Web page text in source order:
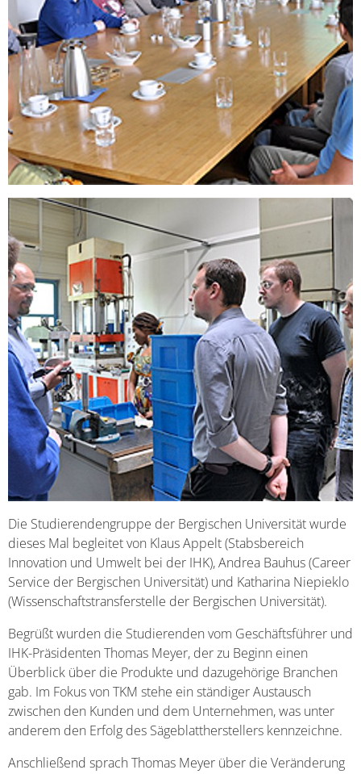
Die Studierendengruppe der Bergischen Universität wurde
dieses Mal begleitet von Klaus Appelt (Stabsbereich
Innovation und Umwelt bei der IHK), Andrea Bauhus (Career
Service der Bergischen Universität) und Katharina Niepieklo
(Wissenschaftstransferstelle der Bergischen Universität).
Begrüßt wurden die Studierenden vom Geschäftsführer und
IHK-Präsidenten Thomas Meyer, der zu Beginn einen
Überblick über die Produkte und dazugehörige Branchen
gab. Im Fokus von TKM stehe ein ständiger Austausch
zwischen den Kunden und dem Unternehmen, was unter
anderem den Erfolg des Sägeblattherstellers kennzeichne.
Anschließend sprach Thomas Meyer über die Veränderung